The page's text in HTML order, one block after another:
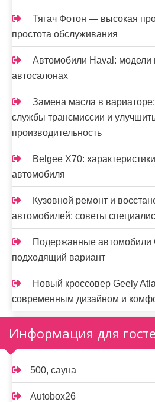
Тягач Фотон — высокая
простота обслуживания
Автомобили Haval: модели
автосалонах
Замена масла в вариаторе:
службы трансмиссии и
производительность
Belgee X70:
автомобиля
Кузовной ремонт и
автомобилей: советы
Подержанные автомобили
подходящий вариант
Новый кроссовер Geely
современным дизайном и
Информация для
500, сауна
Autobox26